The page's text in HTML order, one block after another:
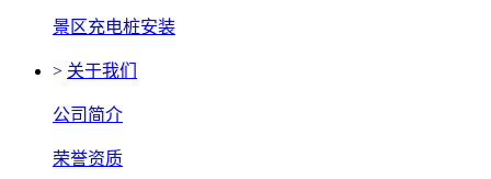
景区充电桩安装
> 关于我们
公司简介
荣誉资质